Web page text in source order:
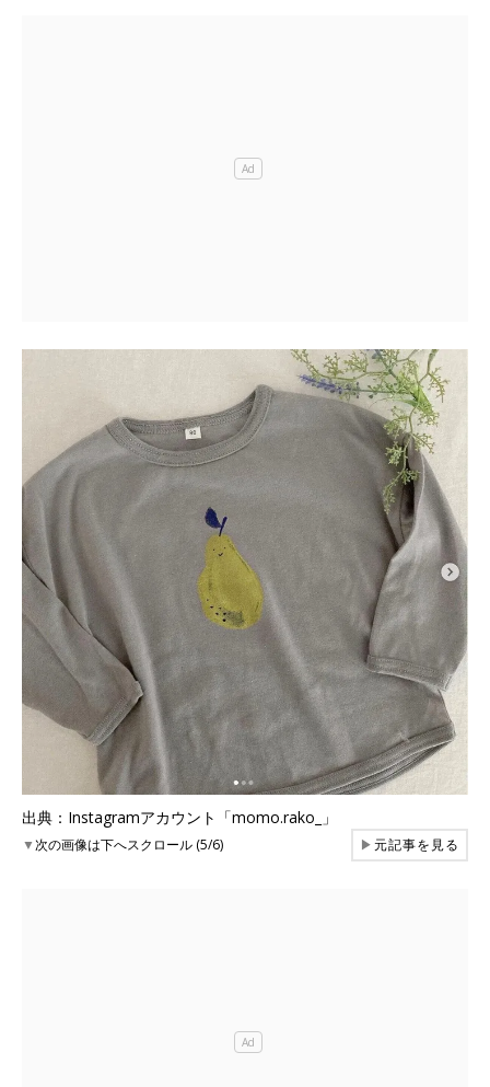
出典：Instagramアカウント「momo.rako_」
▼次の画像は下へスクロール (5/6) ▶元記事を見る